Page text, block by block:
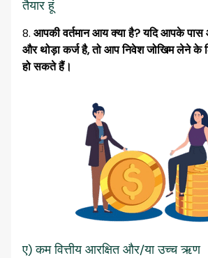
तैयार हूं
आपकी वर्तमान आय क्या है? यदि आपके पास
और थोड़ा कर्ज है, तो आप निवेश जोखिम लेने के
हो सकते हैं।
ए) कम वित्तीय आरक्षित और/या उच्च ऋण